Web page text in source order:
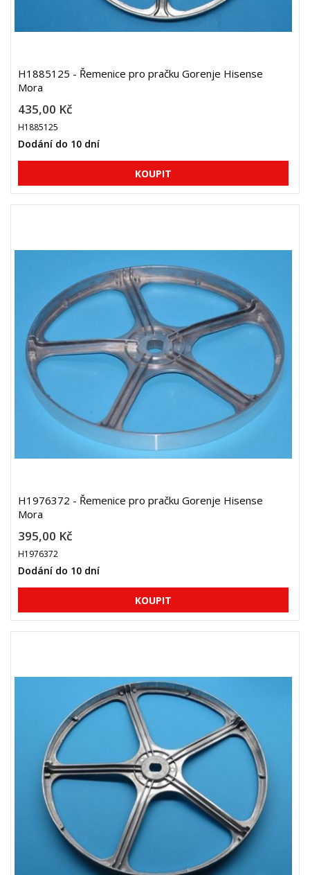
H1885125 - Řemenice pro pračku Gorenje Hisense
Mora
435,00 Kč
H1885125
Dodání do 10 dní
H1976372 - Řemenice pro pračku Gorenje Hisense
Mora
395,00 Kč
H1976372
Dodání do 10 dní